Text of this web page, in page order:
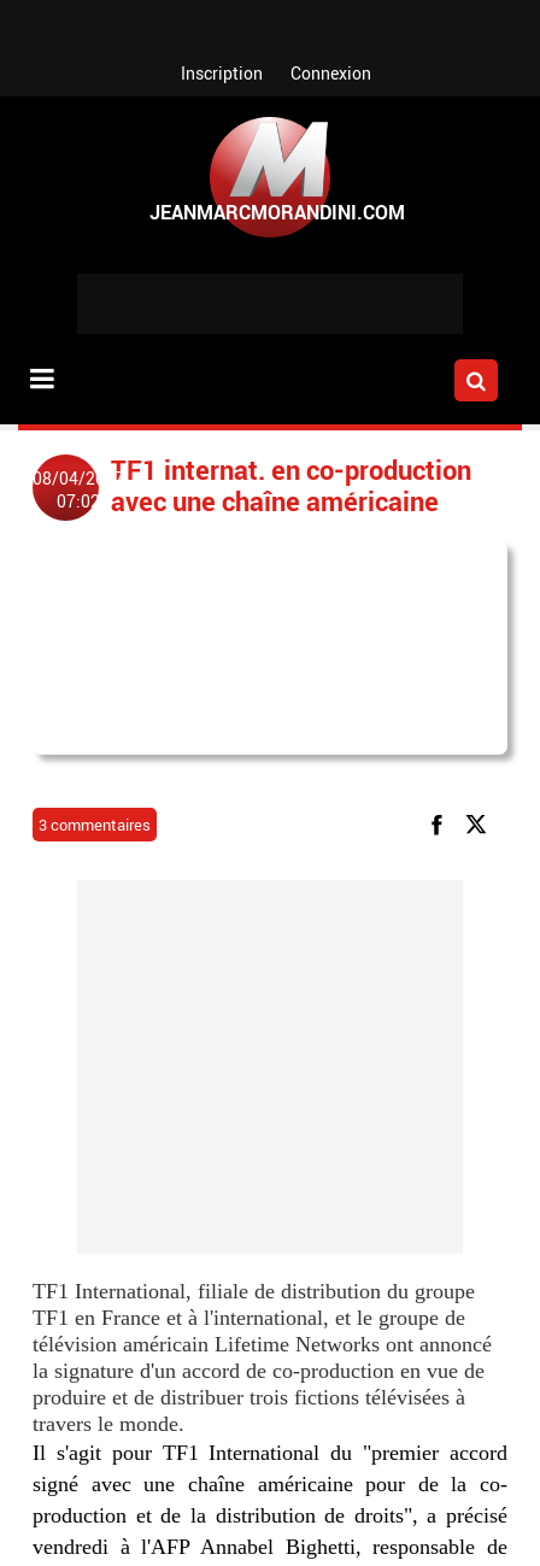
Inscription Connexion
08/04/2007
07:02
TF1 internat. en co-production
avec une chaîne américaine
3 commentaires
TF1 International, filiale de distribution du groupe
TF1 en France et à l'international, et le groupe de
télévision américain Lifetime Networks ont annoncé
la signature d'un accord de co-production en vue de
produire et de distribuer trois fictions télévisées à
travers le monde.
Il s'agit pour TF1 International du "premier accord
signé avec une chaîne américaine pour de la co-
production et de la distribution de droits", a précisé
vendredi à l'AFP Annabel Bighetti, responsable de